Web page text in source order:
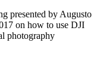
presented by Augusto
on how to use DJI
photography